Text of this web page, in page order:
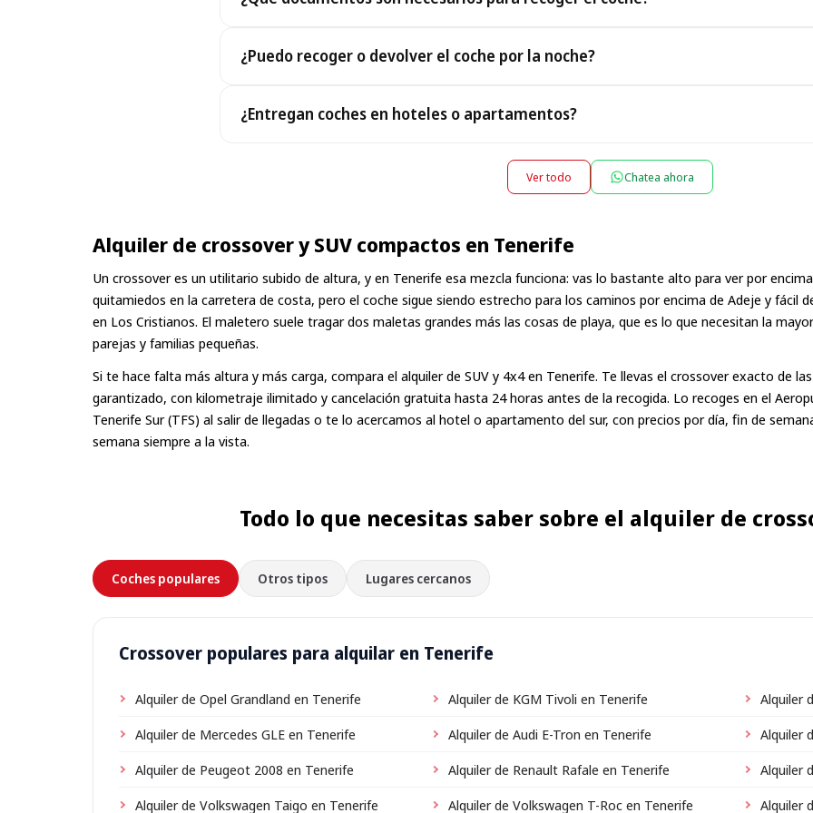
el pago; una copia electrónica es válida).
¿Puedo recoger o devolver el coche por la noche?
recogidas o devoluciones entre las 22:00 y las 08:00 puede aplicarse un pequeño
¿Entregan coches en hoteles o apartamentos?
dirección de tu alojamiento como lugar de recogida al reservar; según la ubicación puede
de entrega, siempre mostrada por adelantado.
Ver todo Chatea ahora
Alquiler de crossover y SUV compactos en Tenerife
Un crossover es un utilitario subido de altura, y en Tenerife esa mezcla funciona: vas lo bastante alto para ver por
quitamiedos en la carretera de costa, pero el coche sigue siendo estrecho para los caminos por encima de Adeje y fácil
en Los Cristianos. El maletero suele tragar dos maletas grandes más las cosas de playa, que es lo que necesitan la
parejas y familias pequeñas.
Si te hace falta más altura y más carga, compara el alquiler de SUV y 4x4 en Tenerife. Te llevas el crossover exacto de
garantizado, con kilometraje ilimitado y cancelación gratuita hasta 24 horas antes de la recogida. Lo recoges en el
Tenerife Sur (TFS) al salir de llegadas o te lo acercamos al hotel o apartamento del sur, con precios por día, fin de
semana siempre a la vista.
Todo lo que necesitas saber sobre el alquiler de
Coches populares Otros tipos Lugares cercanos
Crossover populares para alquilar en Tenerife
Alquiler de Opel Grandland en Tenerife Alquiler de KGM Tivoli en Tenerife
Alquiler
Alquiler de Mercedes GLE en Tenerife
Alquiler de Audi E-Tron en Tenerife
Alquiler
Alquiler de Peugeot 2008 en Tenerife
Alquiler de Renault Rafale en Tenerife
Alquiler
Alquiler de Volkswagen Taigo en Tenerife
Alquiler de Volkswagen T-Roc en Tenerife Alquiler